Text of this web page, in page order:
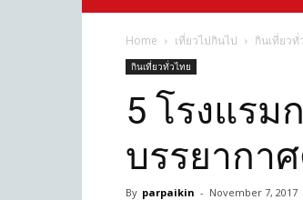
Home เที่ยวไปกินไป กินเที่ยวทั่
กินเที่ยวทั่วไทย
5 โรงแรม
บรรยากา
By parpaikin - November 7, 2017